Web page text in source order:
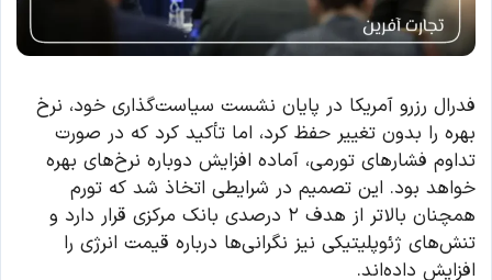
فدرال رزرو آمریکا در پایان نشست سیاست‌گذاری خود، نرخ
بهره را بدون تغییر حفظ کرد، اما تأکید کرد که در صورت
تداوم فشارهای تورمی، آماده افزایش دوباره نرخ‌های بهره
خواهد بود. این تصمیم در شرایطی اتخاذ شد که تورم
همچنان بالاتر از هدف ۲ درصدی بانک مرکزی قرار دارد و
تنش‌های ژئوپلیتیکی نیز نگرانی‌ها درباره قیمت انرژی را
افزایش داده‌اند.